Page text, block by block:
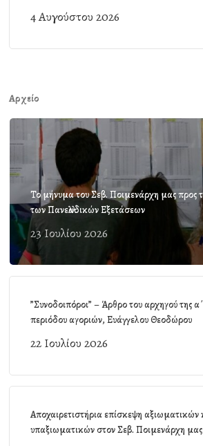
4 Αυγούστου 2026
Αρχείο
Το μήνυμα του Σεβ. Ποιμενάρχη μας προς
των Πανελλαδικών Εξετάσεων
23 Ιουλίου 2026
”Συνοδοιπόροι” – Άρθρο του αρχηγού της
περιόδου αγοριών, Ευάγγελου Θεοδώρου
22 Ιουλίου 2026
Αποχαιρετιστήρια επίσκεψη αξιωματικών
υπαξιωματικών στον Σεβ. Ποιμενάρχη μας